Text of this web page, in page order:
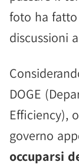
foto ha
discussioni
DOGE
Efficiency),
governo
occuparsi